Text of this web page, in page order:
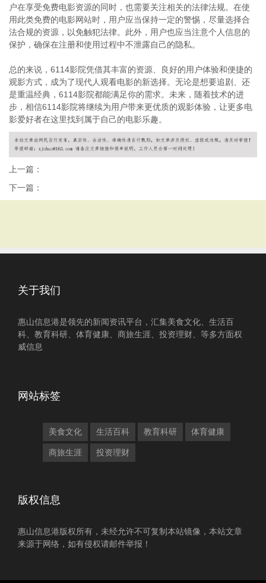
户在享受免费电影资源的同时，也需要关注相关的法律法规。在使
用此类免费的电影网站时，用户应当保持一定的警惕，尽量选择合
法合规的资源，以免触犯法律。此外，用户也应当注意个人信息的
保护，确保在注册和使用过程中不泄露自己的隐私。
总的来说，6114影院凭借其丰富的资源、良好的用户体验和便捷的
观影方式，成为了现代人观看电影的新选择。无论是想要追剧、还
是重温经典，6114影院都能满足你的需求。未来，随着技术的进
步，相信6114影院将继续为用户带来更优质的观影体验，让更多电
影爱好者在这里找到属于自己的电影乐趣。
上一篇：
下一篇：
关于我们
惠山信息港是领先的新闻资讯平台，汇集美食文化、生活百
科、教育科研、体育健康、商旅生涯、投资理财、等多方面权
威信息
网站标签
美食文化 生活百科 教育科研 体育健康
商旅生涯 投资理财
版权信息
惠山信息港版权所有，未经允许不可复制本站镜像，本站文章
来源于网络，如有侵权请邮件举报！